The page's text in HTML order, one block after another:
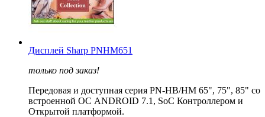
Дисплей Sharp PNHM651
только под заказ!
Передовая и доступная серия PN-HB/HM 65", 75", 85" со
встроенной ОС ANDROID 7.1, SoC Контроллером и
Открытой платформой.